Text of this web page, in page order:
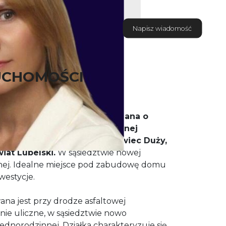
Napisz wiadomość
jest działka rolno-budowlana o
m², położona w atrakcyjnej
w miejscowości
Radawiec Duży,
Lubelski.W sąsiedztwie nowej
Idealne miejsce pod zabudowę domu
jest przy drodze asfaltowej
uliczne, w sąsiedztwie nowo